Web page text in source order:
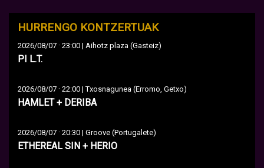
HURRENGO KONTZERTUAK
2026/08/07 · 23:00 | Aihotz plaza (Gasteiz)
PI L.T.
2026/08/07 · 22:00 | Txosnagunea (Erromo, Getxo)
HAMLET + DERIBA
2026/08/07 · 20:30 | Groove (Portugalete)
ETHEREAL SIN + HERIO